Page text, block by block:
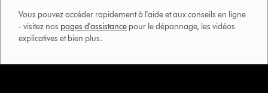
Vous pouvez accéder rapidement à l'aide et aux conseils en ligne
- visitez nos pages d'assistance pour le dépannage, les vidéos
explicatives et bien plus.​